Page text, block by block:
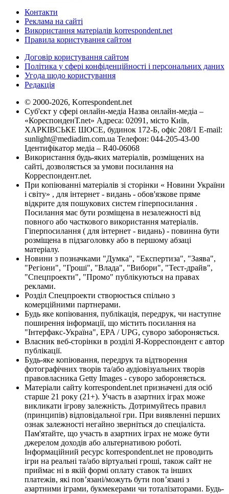
Контакти
Реклама на сайті
Використання матеріалів korrespondent.net
Правила користування сайтом
Договір користування сайтом
Політика у сфері конфіденційності і персональних даних
Угода щодо користування
Редакція
© 2000-2026, Korrespondent.net
Суб'єкт у сфері онлайн-медіа Назва онлайн-медіа –
«КореспонденТ.net» Адреса: 02091, місто Київ,
ХАРКІВСЬКЕ ШОСЕ, будинок 172-Б, офіс 208/1 E-mail:
sunlight@mediadim.com.ua Телефон: 044-205-43-00
Ідентифікатор медіа – R40-06068
Використання будь-яких матеріалів, розміщених на
сайті, дозволяється за умови посилання на
Корреспондент.net.
При копіюванні матеріалів зі сторінки « Новини України
і світу» , для інтернет - видань - обов'язкове пряме
відкрите для пошукових систем гіперпосилання .
Посилання має бути розміщена в незалежності від
повного або часткового використання матеріалів.
Гіперпосилання ( для інтернет - видань) - повинна бути
розміщена в підзаголовку або в першому абзаці
матеріалу.
Новини з позначками "Думка", "Експертиза", "Заява",
"Регіони", "Гроші", "Влада", "Вибори", "Тест-драйв",
"Спецпроекти", "Промо" публікуються на правах
реклами.
Розділ Спецпроекти створюється спільно з
комерційними партнерами.
Будь яке копіювання, публікація, передрук, чи наступне
поширення інформації, що містить посилання на
"Інтерфакс-Україна", EPA / UPG, суворо забороняється.
Власник веб-сторінки в розділі Я-Корреспондент є автор
публікації.
Будь-яке копіювання, передрук та відтворення
фотографічних творів та/або аудіовізуальних творів
правовласника Getty Images - суворо забороняється.
Матеріали сайту korrespondent.net призначені для осіб
старше 21 року (21+). Участь в азартних іграх може
викликати ігрову залежність. Дотримуйтесь правил
(принципів) відповідальної гри. При виявленні перших
ознак залежності негайно зверніться до спеціаліста.
Пам'ятайте, що участь в азартних іграх не може бути
джерелом доходів або альтернативою роботі.
Інформаційний ресурс korrespondent.net не проводить
ігри на реальні та/або віртуальні гроші, також сайт не
приймає ні в якій формі оплату ставок та інших
платежів, які пов’язані/можуть бути пов’язані з
азартними іграми, букмекерами чи тоталізаторами. Будь-